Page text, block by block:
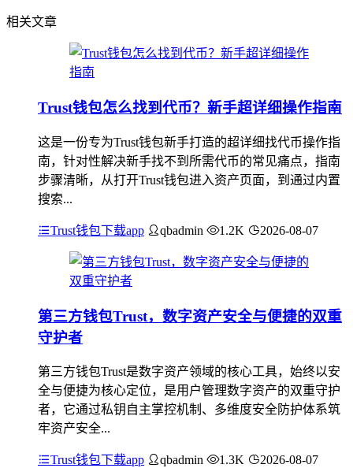
相关文章
Trust钱包怎么找到代币？新手超详细操作指南
这是一份专为Trust钱包新手打造的超详细找代币操作指
南，针对性解决新手找不到所需代币的常见痛点，指南
步骤清晰，从打开Trust钱包进入资产页面，到通过内置
搜索...
Trust钱包下载app qbadmin 1.2K 2026-08-07
第三方钱包Trust，数字资产安全与便捷的双重
守护者
第三方钱包Trust是数字资产领域的核心工具，始终以安
全与便捷为核心定位，是用户管理数字资产的双重守护
者，它通过私钥自主掌控机制、多维度安全防护体系筑
牢资产安全...
Trust钱包下载app qbadmin 1.3K 2026-08-07